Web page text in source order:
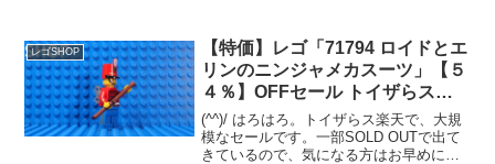
条件。レゴ社からセットをお...
レゴSHOP
【特価】レゴ「71794 ロイドとエ
リンのニンジャメカスーツ」【５
４％】OFFセール トイザらス楽
天
(^^)/ はろはろ。トイザらス楽天で、大規
模なセールです。一部SOLD OUTで出て
きているので、気になる方はお早めにド